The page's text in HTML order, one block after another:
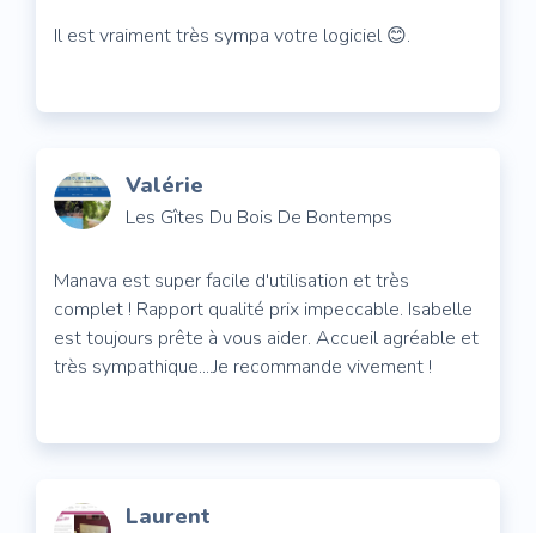
Il est vraiment très sympa votre logiciel 😊.
Valérie
Les Gîtes Du Bois De Bontemps
Manava est super facile d'utilisation et très
complet ! Rapport qualité prix impeccable. Isabelle
est toujours prête à vous aider. Accueil agréable et
très sympathique....Je recommande vivement !
Laurent